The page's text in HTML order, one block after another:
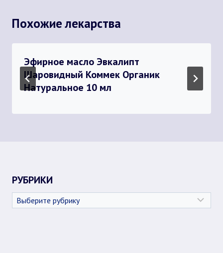
Похожие лекарства
Эфирное масло Эвкалипт
Шаровидный Коммек Органик
Натуральное 10 мл
РУБРИКИ
Рубрики